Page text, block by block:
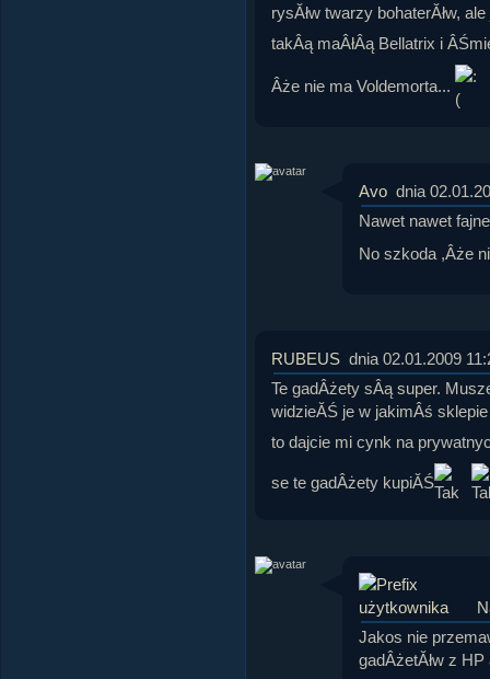
rysĂłw twarzy bohaterĂłw,
takÂą maÂłÂą Bellatrix i
Âże nie ma Voldemorta...
Avo dnia
Nawet nawet
No szkoda ,Âże
RUBEUS dnia 02.01.2009
Te gadÂżety sÂą super.
widzieĂŚ je w jakimÂś sklepie
to dajcie mi cynk na
se te gadÂżety kupiĂŚ
Jakos nie
gadÂżetĂłw z